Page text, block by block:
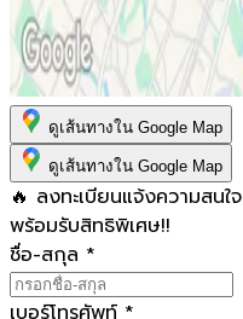
ดูเส้นทางใน Google Map
ดูเส้นทางใน Google Map
🔥 ลงทะเบียนแจ้งความสนใจ
พร้อมรับสิทธิพิเศษ!!
ชื่อ-สกุล *
เบอร์โทรศัพท์ *